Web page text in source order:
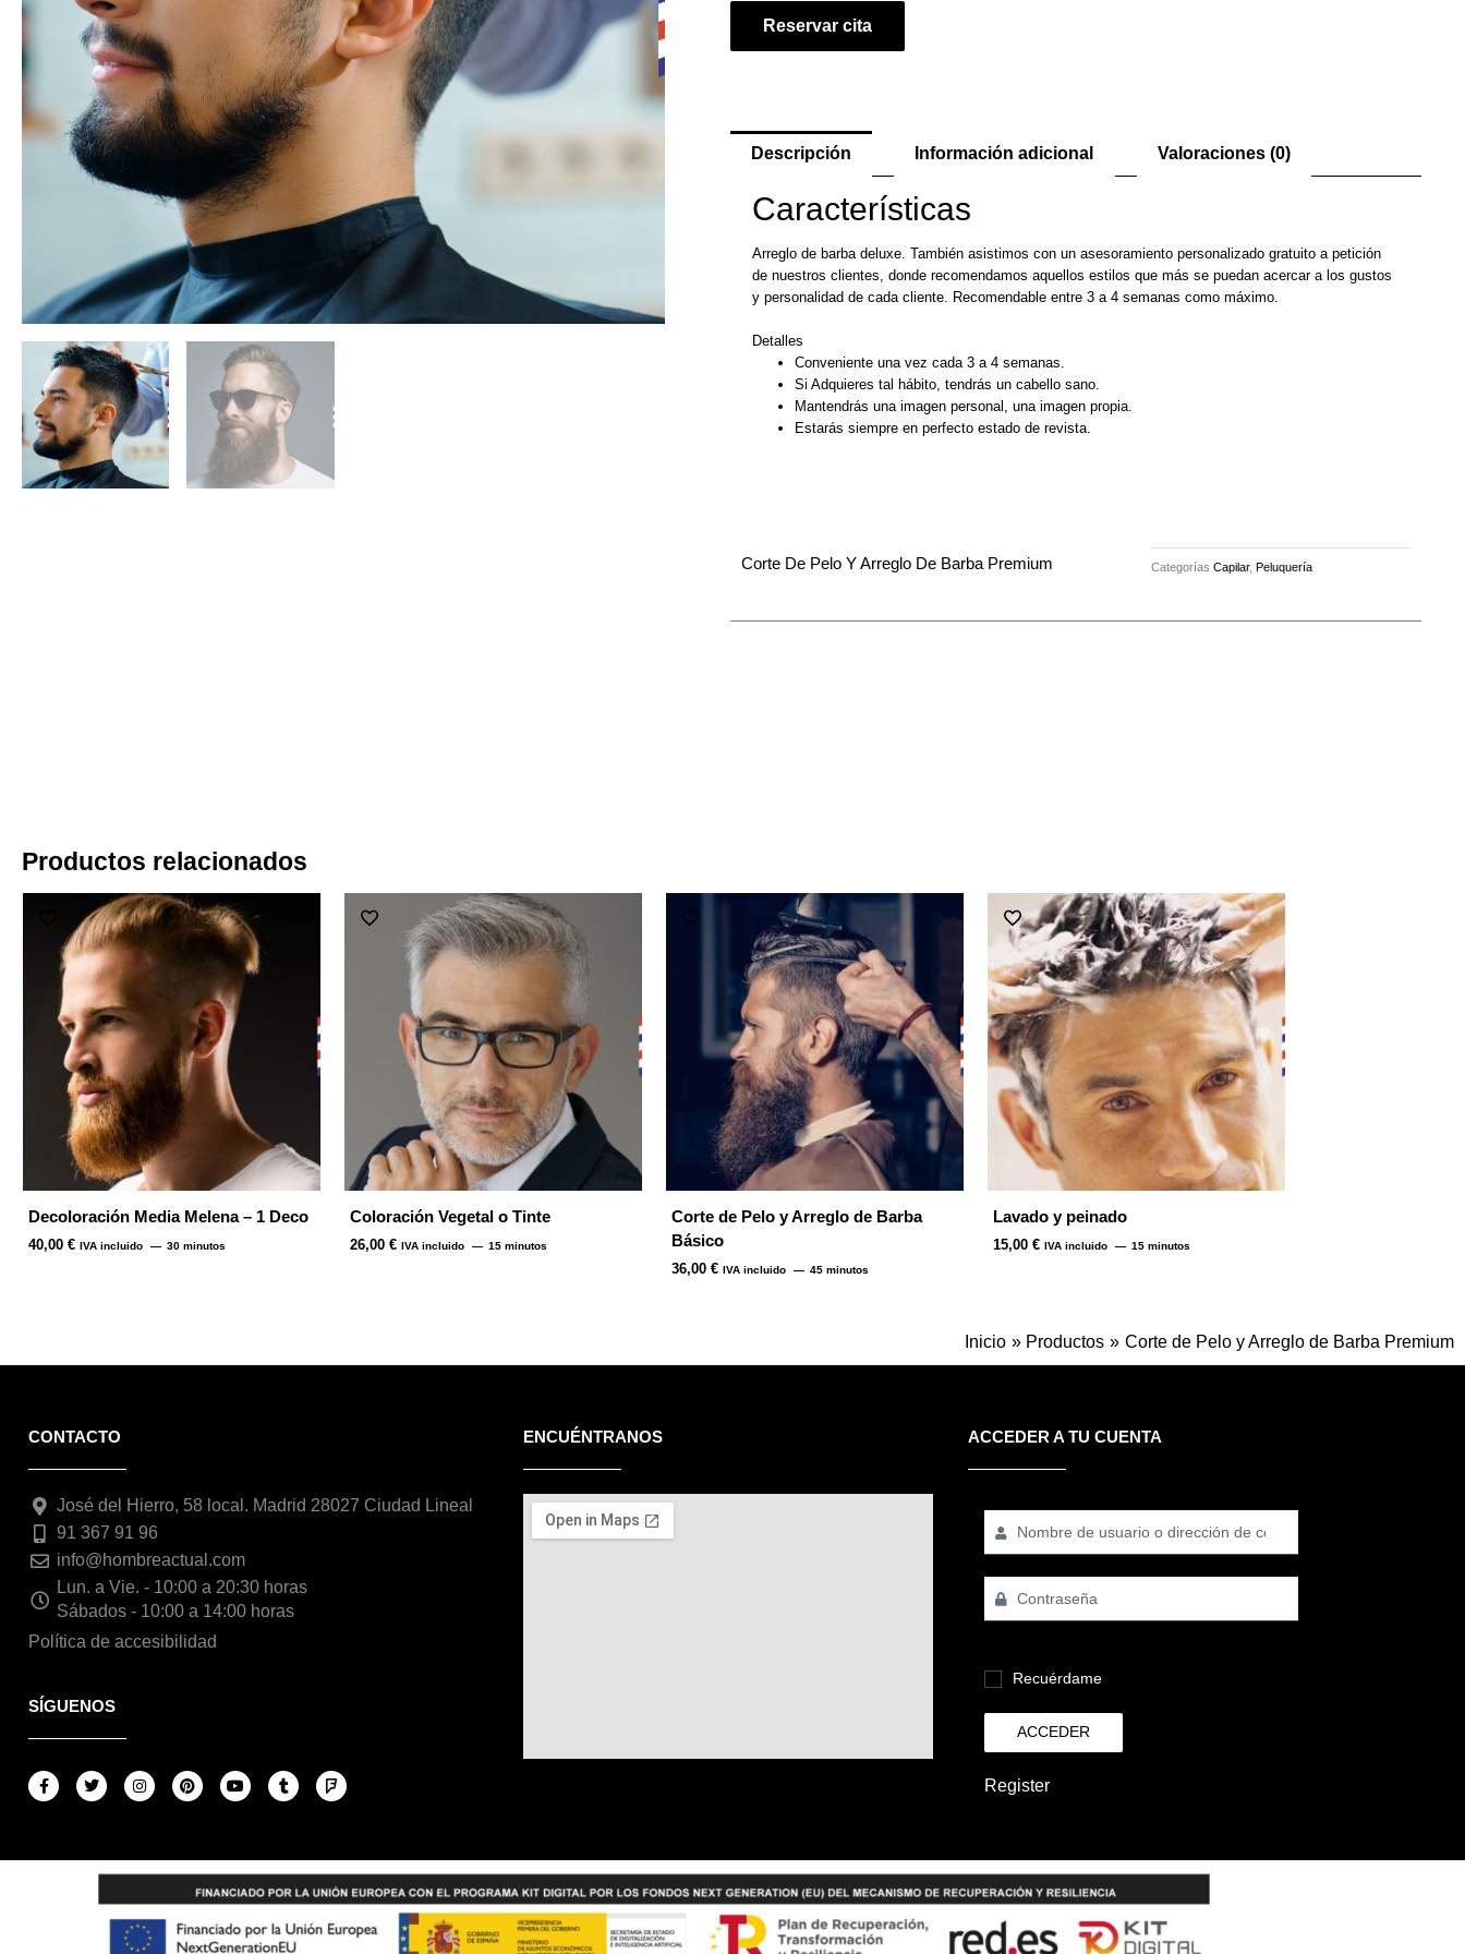
Reservar cita
Descripción Información adicional Valoraciones (0)
Características
Arreglo de barba deluxe. También asistimos con un asesoramiento personalizado gratuito a petición
de nuestros clientes, donde recomendamos aquellos estilos que más se puedan acercar a los gustos
y personalidad de cada cliente. Recomendable entre 3 a 4 semanas como máximo.
Detalles
Conveniente una vez cada 3 a 4 semanas.
Si Adquieres tal hábito, tendrás un cabello sano.
Mantendrás una imagen personal, una imagen propia.
Estarás siempre en perfecto estado de revista.
Corte De Pelo Y Arreglo De Barba Premium Categorías Capilar, Peluquería
Productos relacionados
Decoloración Media Melena – 1 Deco
40,00 € IVA incluido 30 minutos
Coloración Vegetal o Tinte
26,00 € IVA incluido 15 minutos
Corte de Pelo y Arreglo de Barba
Básico
36,00 € IVA incluido 45 minutos
Lavado y peinado
15,00 € IVA incluido 15 minutos
Inicio Productos Corte de Pelo y Arreglo de Barba Premium
CONTACTO
José del Hierro, 58 local. Madrid 28027 Ciudad Lineal
91 367 91 96
info@hombreactual.com
Lun. a Vie. - 10:00 a 20:30 horas
Sábados - 10:00 a 14:00 horas
Política de accesibilidad
SÍGUENOS
F
a
c
o
T
w
i
r
I
n
s
r
a
P
i
n
e
s
Y
o
u
e
T
u
m
F
o
u
u
a
r
e
ENCUÉNTRANOS ACCEDER A TU CUENTA
Recuérdame
ACCEDER
Register